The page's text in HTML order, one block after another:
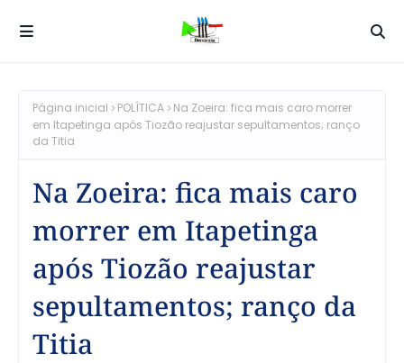
Página inicial POLÍTICA
Na Zoeira: fica mais caro morrer
em Itapetinga após Tiozão reajustar sepultamentos; ranço
da Titia
Na Zoeira: fica mais caro
morrer em Itapetinga
após Tiozão reajustar
sepultamentos; ranço da
Titia